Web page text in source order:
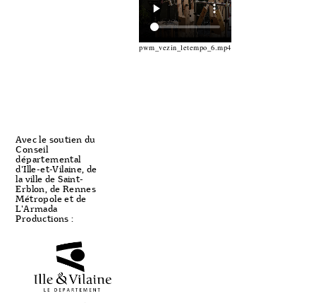
pwm_vezin_letempo_6.mp4
Avec le soutien du
Conseil
départemental
d'Ille-et-Vilaine, de
la ville de Saint-
Erblon, de Rennes
Métropole et de
L'Armada
Productions :